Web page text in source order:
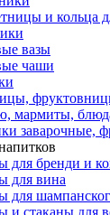
и кольца
вазы
чаши
мармиты,
заварочные,
для бренди и
для вина
для
и стаканы для